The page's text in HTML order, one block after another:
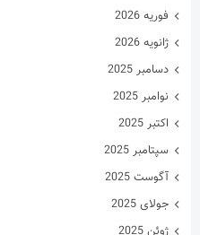
فوریه 2026
ژانویه 2026
دسامبر 2025
نوامبر 2025
اکتبر 2025
سپتامبر 2025
آگوست 2025
جولای 2025